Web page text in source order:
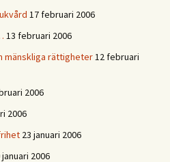
17 februari 2006
13 februari 2006
mänskliga rättigheter12 februari
2006
2006
23 januari 2006
januari 2006